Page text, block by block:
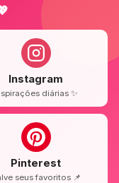
Instagram
diárias ✨
Pinterest
seus favoritos 📌